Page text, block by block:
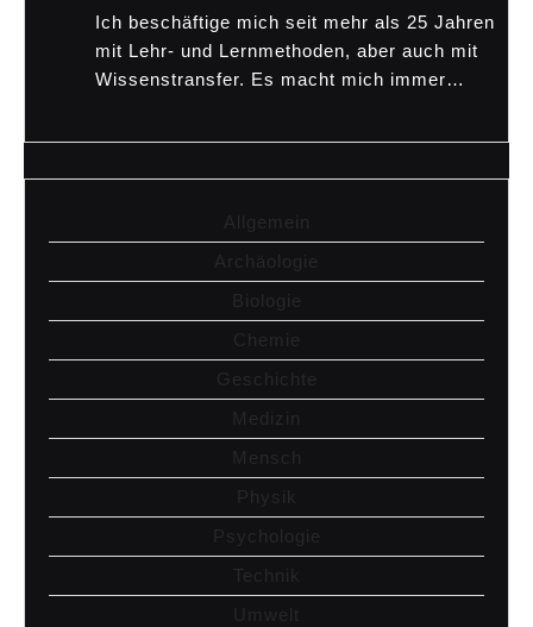
Ich beschäftige mich seit mehr als 25 Jahren
mit Lehr- und Lernmethoden, aber auch mit
Wissenstransfer. Es macht mich immer…
Allgemein
Archäologie
Biologie
Chemie
Geschichte
Medizin
Mensch
Physik
Psychologie
Technik
Umwelt